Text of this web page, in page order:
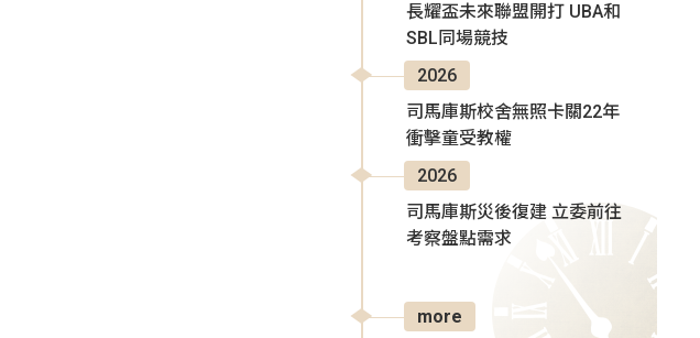
長耀盃未來聯盟開打 UBA和
SBL同場競技
2026
司馬庫斯校舍無照卡關22年
衝擊童受教權
2026
司馬庫斯災後復建 立委前往
考察盤點需求
more